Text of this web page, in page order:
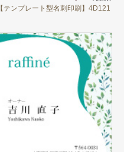
【テンプレート型名刺印刷】4D121